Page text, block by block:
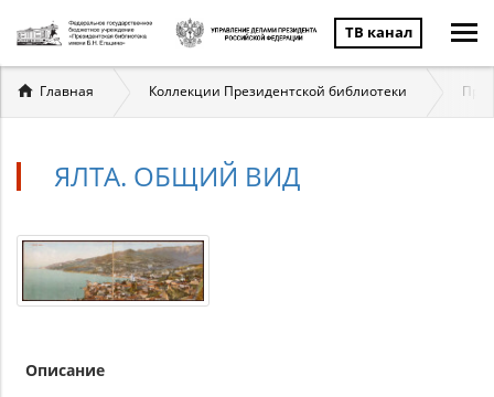
ТВ канал
Вы
здесь
Главная Коллекции Президентской библиотеки
ЯЛТА. ОБЩИЙ ВИД
Описание